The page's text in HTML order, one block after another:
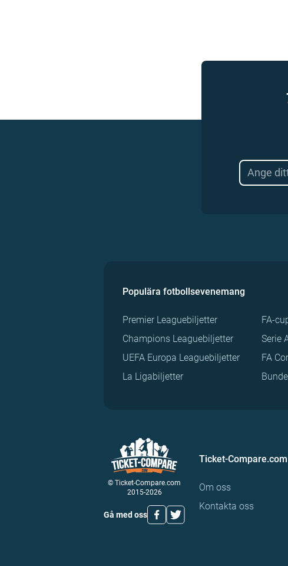
Populära fotbollsevenemang
Premier Leaguebiljetter
Champions Leaguebiljetter
UEFA Europa Leaguebiljetter
La Ligabiljetter
FA-
Serie
FA
© Ticket-Compare.com
2015-2026
Gå med oss
Ticket-Compare.com
Om oss
Kontakta oss